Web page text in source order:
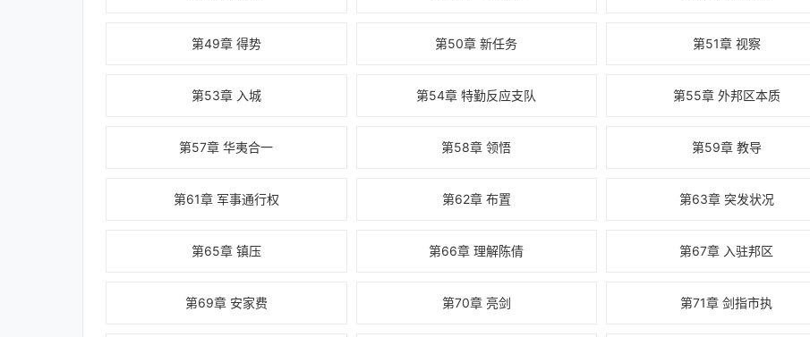
第49章 得势 第50章 新任务 第51章 视察
第53章 入城 第54章 特勤反应支队 第55章 外邦区本质
第57章 华夷合一 第58章 领悟 第59章 教导
第61章 军事通行权 第62章 布置 第63章 突发状况
第65章 镇压 第66章 理解陈倩 第67章 入驻邦区
第69章 安家费 第70章 亮剑 第71章 剑指市执